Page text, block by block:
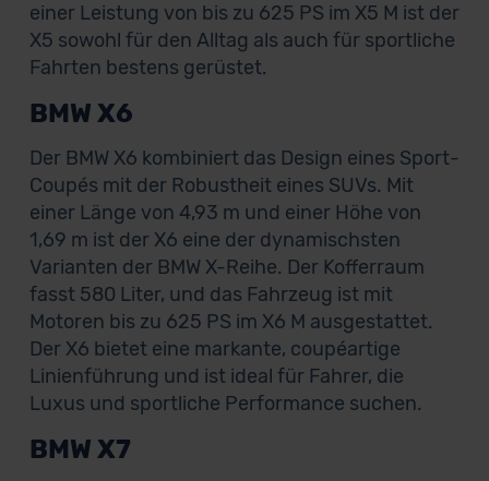
einer Leistung von bis zu 625 PS im X5 M ist der
X5 sowohl für den Alltag als auch für sportliche
Fahrten bestens gerüstet.
BMW X6
Der BMW X6 kombiniert das Design eines Sport-
Coupés mit der Robustheit eines SUVs. Mit
einer Länge von 4,93 m und einer Höhe von
1,69 m ist der X6 eine der dynamischsten
Varianten der BMW X-Reihe. Der Kofferraum
fasst 580 Liter, und das Fahrzeug ist mit
Motoren bis zu 625 PS im X6 M ausgestattet.
Der X6 bietet eine markante, coupéartige
Linienführung und ist ideal für Fahrer, die
Luxus und sportliche Performance suchen.
BMW X7